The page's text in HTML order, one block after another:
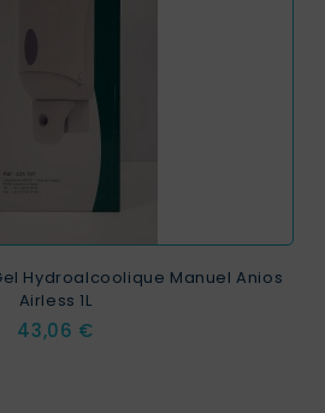
Hydroalcoolique Manuel Anios
Airless 1L
Prix
43,06 €